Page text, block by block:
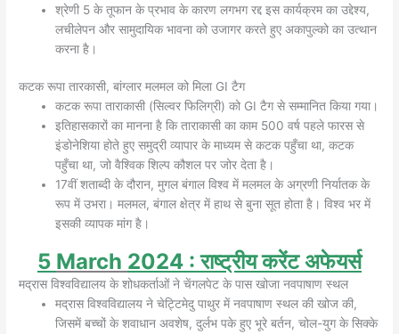
श्रेणी 5 के तूफान के प्रभाव के कारण लगभग रद्द इस कार्यक्रम का उद्देश्य,
लचीलेपन और सामुदायिक भावना को उजागर करते हुए अकापुल्को का उत्थान
करना है।
कटक रूपा तारकासी, बांग्लार मलमल को मिला GI टैग
कटक रूपा ताराकासी (सिल्वर फिलिग्री) को GI टैग से सम्मानित किया गया।
इतिहासकारों का मानना है कि ताराकासी का काम 500 वर्ष पहले फारस से
इंडोनेशिया होते हुए समुद्री व्यापार के माध्यम से कटक पहुँचा था, कटक
पहुँचा था, जो वैश्विक शिल्प कौशल पर जोर देता है।
17वीं शताब्दी के दौरान, मुगल बंगाल विश्व में मलमल के अग्रणी निर्यातक के
रूप में उभरा। मलमल, बंगाल क्षेत्र में हाथ से बुना सूत होता है। विश्व भर में
इसकी व्यापक मांग है।
5 March 2024 : राष्ट्रीय करेंट अफेयर्स
मद्रास विश्वविद्यालय के शोधकर्ताओं ने चेंगलपेट के पास खोजा नवपाषाण स्थल
मद्रास विश्वविद्यालय ने चेट्टिमेदु पाथुर में नवपाषाण स्थल की खोज की,
जिसमें बच्चों के शवाधान अवशेष, दुर्लभ पके हुए भूरे बर्तन, चोल-युग के सिक्के